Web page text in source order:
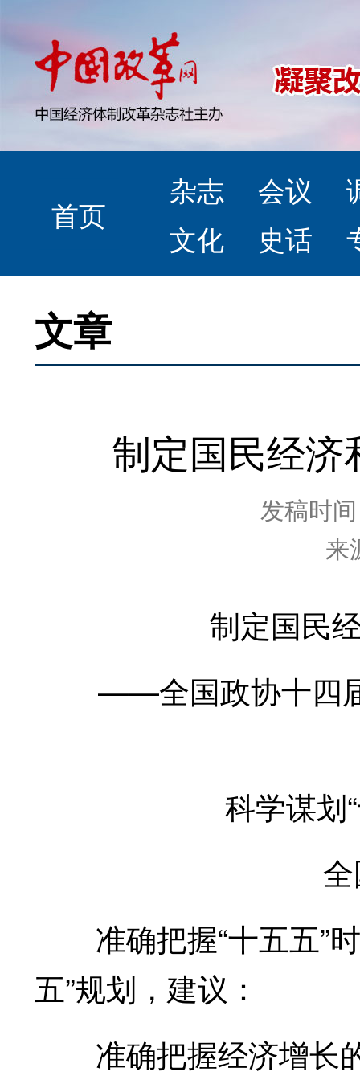
首页
杂志 会议
文化
史话
文章
制定国民经济
发稿时
来
制定国民经
——全国政协十四届
科学谋划“
全
准确把握“十五五”时
五”规划，建议：
准确把握经济增长